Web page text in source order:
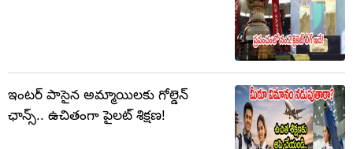
ఇంటర్ పాసైన అమ్మాయిలకు గోల్డెన్‌
ఛాన్స్.. ఉచితంగా పైలట్ శిక్షణ!